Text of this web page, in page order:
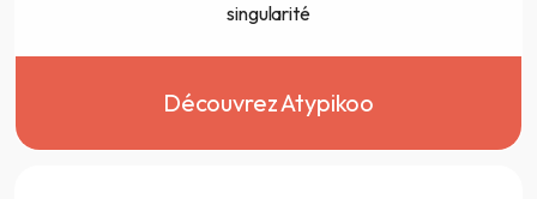
singularité
Découvrez Atypikoo